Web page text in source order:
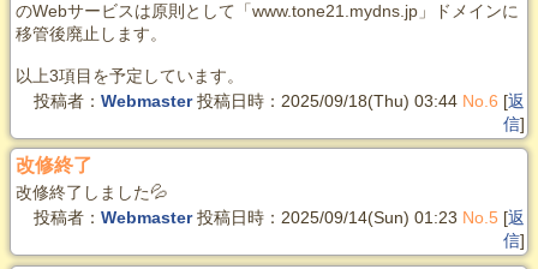
のWebサービスは原則として「www.tone21.mydns.jp」ドメインに
移管後廃止します。
以上3項目を予定しています。
投稿者：Webmaster投稿日時：2025/09/18(Thu) 03:44 No.6 [返
信]
改修終了
改修終了しました💦
投稿者：Webmaster投稿日時：2025/09/14(Sun) 01:23 No.5 [返
信]